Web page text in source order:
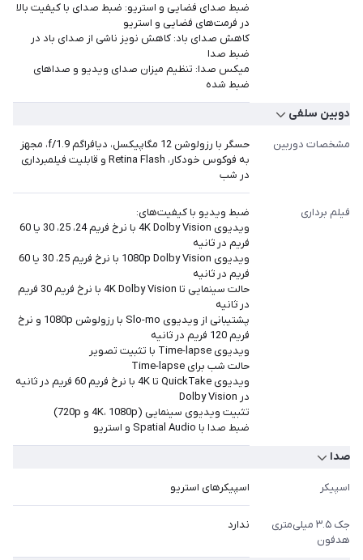
ضبط صدای فضایی و استریو: ضبط صدای با کیفیت بالا
در فرمت‌های فضایی و استریو
کاهش صدای باد: کاهش نویز ناشی از صدای باد در
ضبط صدا
میکس صدا: تنظیم میزان صدای ویدیو و صداهای
ضبط شده
دوبین سلفی
مشخصات دوربین
حسگر با رزولوشن 12 مگاپیکسل، دیافراگم f/1.9، مجهز
به فوکوس خودکار، Retina Flash و قابلیت فیلمبرداری
در شب
فیلم برداری
ضبط ویدیو با کیفیت‎‎‎‎‎های:
ویدیوی 4K Dolby Vision با نرخ فریم 24، 25، 30 یا 60
فریم در ثانیه
ویدیوی 1080p Dolby Vision با نرخ فریم 25، 30 یا 60
فریم در ثانیه
حالت سینمایی تا 4K Dolby Vision با نرخ فریم 30 فریم
در ثانیه
پشتیبانی از ویدیوی Slo-mo با رزولوشن 1080p و نرخ
فریم 120 فریم در ثانیه
ویدیوی Time-lapse با تثبیت تصویر
حالت شب برای Time-lapse
ویدیوی QuickTake تا 4K با نرخ فریم 60 فریم در ثانیه
در Dolby Vision
تثبیت ویدیوی سینمایی (4K، 1080p و 720p)
ضبط صدا با Spatial Audio و استریو
صدا
اسپیکر اسپیکرهای استریو
جک ۳.۵ میلی‌متری
هدفون
ندارد